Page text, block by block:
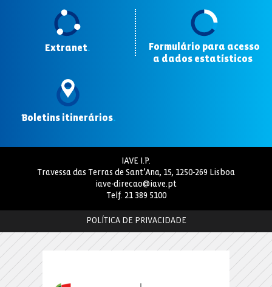
Extranet.
Formulário para acesso
a dados estatísticos
Boletins itinerários.
IAVE I.P.
Travessa das Terras de Sant’Ana, 15, 1250-269 Lisboa
iave-direcao@iave.pt
Telf. 21 389 5100
POLÍTICA DE PRIVACIDADE